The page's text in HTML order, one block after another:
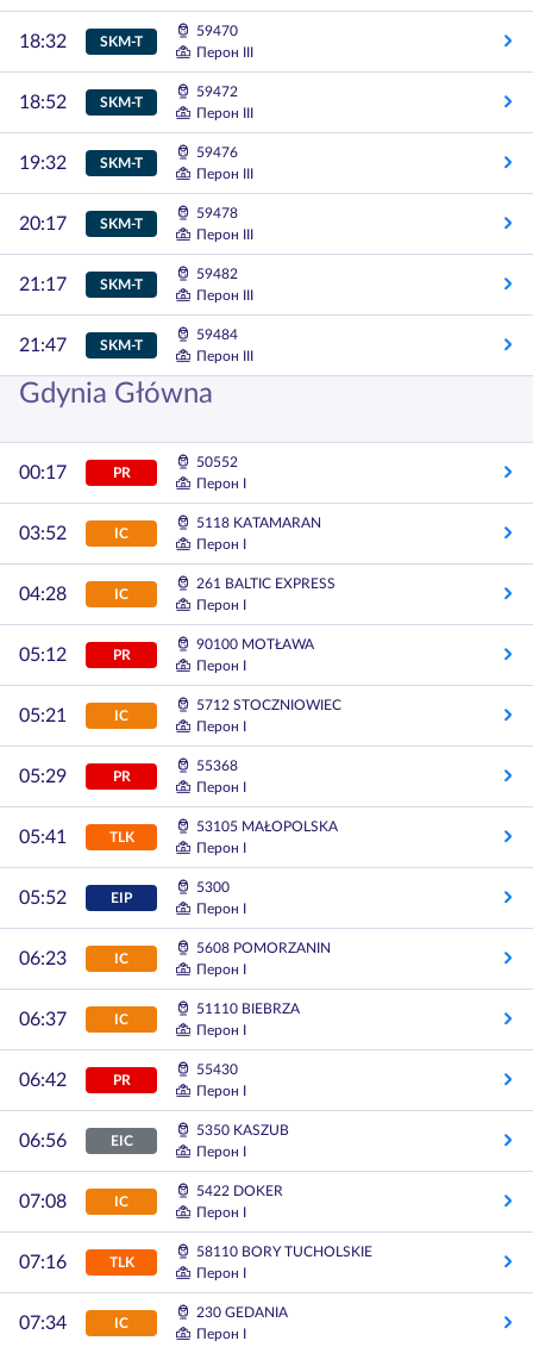
18:32 SKM-T
59470
Перон III
18:52 SKM-T
59472
Перон III
19:32 SKM-T
59476
Перон III
20:17 SKM-T
59478
Перон III
21:17 SKM-T
59482
Перон III
21:47 SKM-T
59484
Перон III
Gdynia Główna
00:17 PR
50552
Перон I
03:52 IC
5118 KATAMARAN
Перон I
04:28 IC
261 BALTIC EXPRESS
Перон I
05:12 PR
90100 MOTŁAWA
Перон I
05:21 IC
5712 STOCZNIOWIEC
Перон I
05:29 PR
55368
Перон I
05:41 TLK
53105 MAŁOPOLSKA
Перон I
05:52 EIP
5300
Перон I
06:23 IC
5608 POMORZANIN
Перон I
06:37 IC
51110 BIEBRZA
Перон I
06:42 PR
55430
Перон I
06:56 EIC
5350 KASZUB
Перон I
07:08 IC
5422 DOKER
Перон I
07:16 TLK
58110 BORY TUCHOLSKIE
Перон I
07:34 IC
230 GEDANIA
Перон I